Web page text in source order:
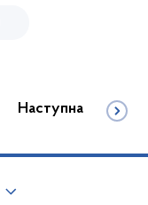
Наступна